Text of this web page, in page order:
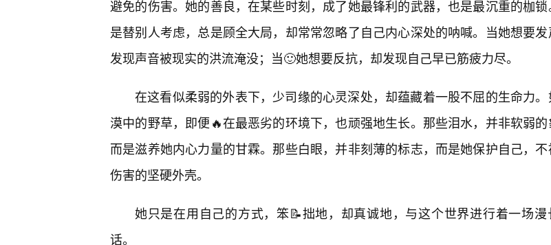
避免的伤害。她的善良，在某些时刻，成了她最锋利的武器，也是最沉重的枷
是替别人考虑，总是顾全大局，却常常忽略了自己内心深处的呐喊。当她想要
发现声音被现实的洪流淹没；当🙂她想要反抗，却发现自己早已筋疲力尽。
在这看似柔弱的外表下，少司缘的心灵深处，却蕴藏着一股不屈的生命力
漠中的野草，即便🔥在最恶劣的环境下，也顽强地生长。那些泪水，并非软弱的
而是滋养她内心力量的甘霖。那些白眼，并非刻薄的标志，而是她保护自己，
伤害的坚硬外壳。
她只是在用自己的方式，笨📝拙地，却真诚地，与这个世界进行着一场漫
话。